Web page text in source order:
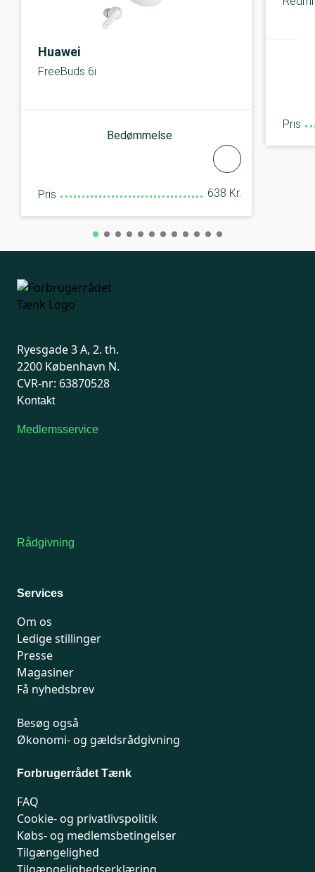
Huawei
FreeBuds 6i
Bedømmelse
Pris 638 Kr.
Pris
Ryesgade 3 A, 2. th.
2200 København N.
CVR-nr: 63870528
Kontakt
Medlemsservice
Rådgivning
Services
Om os
Ledige stillinger
Presse
Magasiner
Få nyhedsbrev
Besøg også
Økonomi- og gældsrådgivning
Forbrugerrådet Tænk
FAQ
Cookie- og privatlivspolitik
Købs- og medlemsbetingelser
Tilgængelighed